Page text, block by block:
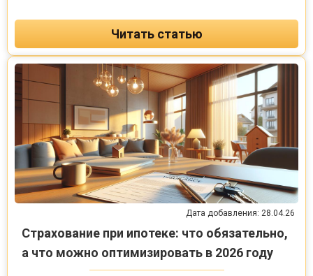
Читать статью
Дата добавления: 28.04.26
Страхование при ипотеке: что обязательно,
а что можно оптимизировать в 2026 году